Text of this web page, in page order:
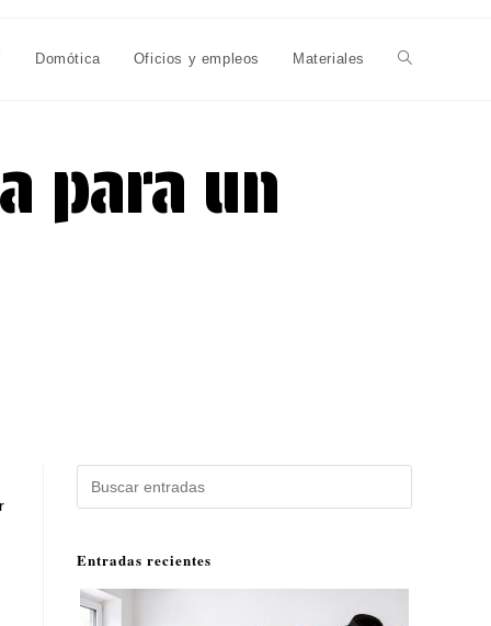
Domótica Oficios y empleos Materiales Alternar
para un
Entradas recientes